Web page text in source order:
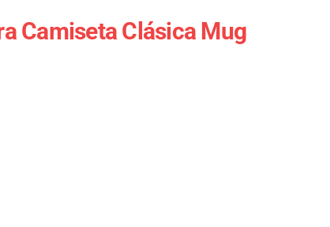
Camiseta Clásica Mug